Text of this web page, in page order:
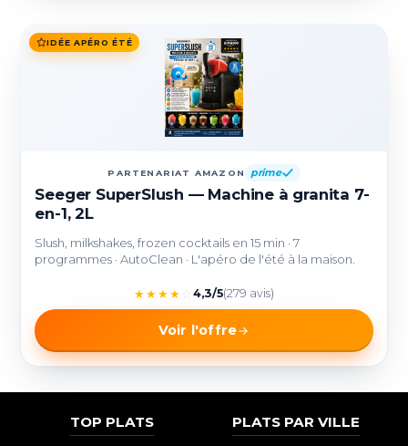
IDÉE APÉRO ÉTÉ
PARTENARIAT AMAZON prime
Seeger SuperSlush — Machine à granita 7-
en-1, 2L
Slush, milkshakes, frozen cocktails en 15 min · 7
programmes · AutoClean · L'apéro de l'été à la maison.
★★★★ 4,3/5(279 avis)
Voir l'offre
TOP PLATS PLATS PAR VILLE